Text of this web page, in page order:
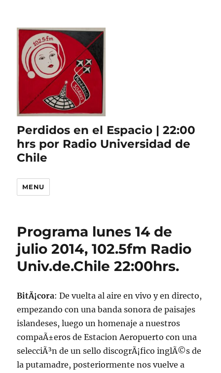
Perdidos en el Espacio | 22:00
hrs por Radio Universidad de
Chile
MENU
Programa lunes 14 de
julio 2014, 102.5fm Radio
Univ.de.Chile 22:00hrs.
BitÃ¡cora: De vuelta al aire en vivo y en directo,
empezando con una banda sonora de paisajes
islandeses, luego un homenaje a nuestros
compaÃ±eros de Estacion Aeropuerto con una
selecciÃ³n de un sello discogrÃ¡fico inglÃ©s de
la putamadre, posteriormente nos vuelve a